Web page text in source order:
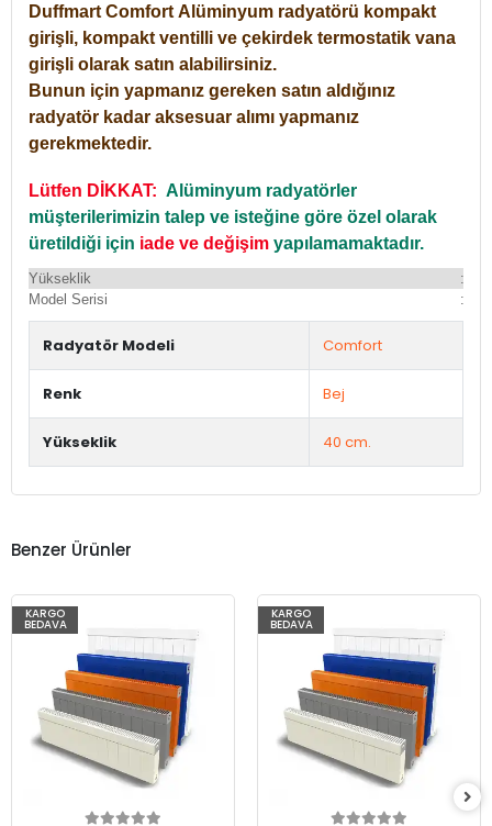
Duffmart Comfort Alüminyum radyatörü kompakt
girişli, kompakt ventilli ve çekirdek termostatik vana
girişli olarak satın alabilirsiniz.
Bunun için yapmanız gereken satın aldığınız
radyatör kadar aksesuar alımı yapmanız
gerekmektedir.
Lütfen DİKKAT: Alüminyum radyatörler
müşterilerimizin talep ve isteğine göre özel olarak
üretildiği için iade ve değişim yapılamamaktadır.
Yükseklik :
Model Serisi
:
Radyatör Modeli Comfort
Renk Bej
Yükseklik 40 cm.
Benzer Ürünler
KARGO
BEDAVA
KARGO
BEDAVA